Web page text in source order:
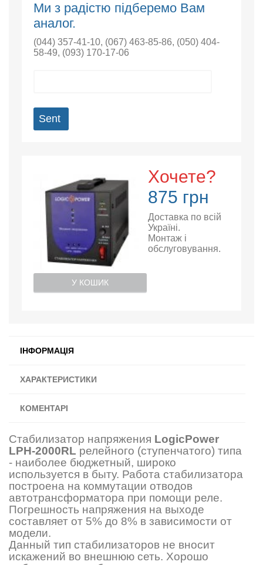
Ми з радістю підберемо Вам
аналог.
(044) 357-41-10, (067) 463-85-86, (050) 404-
58-49, (093) 170-17-06
Sent
Хочете?
875 грн
Доставка по всій
Україні.
Монтаж і
обслуговування.
У КОШИК
ІНФОРМАЦІЯ
ХАРАКТЕРИСТИКИ
КОМЕНТАРІ
Стабилизатор напряжения LogicPower
LPH-2000RL релейного (ступенчатого) типа
- наиболее бюджетный, широко
используется в быту. Работа стабилизатора
построена на коммутации отводов
автотрансформатора при помощи реле.
Погрешность напряжения на выходе
составляет от 5% до 8% в зависимости от
модели.
Данный тип стабилизаторов не вносит
искажений во внешнюю сеть. Хорошо